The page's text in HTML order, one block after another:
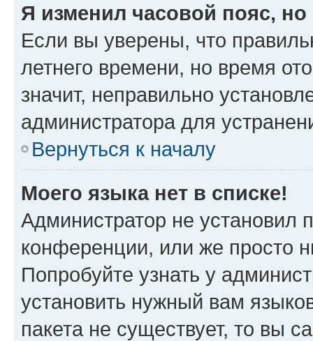
Я изменил часовой пояс,
Если вы уверены, что
летнего времени, но время
значит, неправильно
администратора для
Вернуться к началу
Моего языка нет в списке!
Администратор не установил
конференции, или же просто
Попробуйте узнать у
установить нужный вам
пакета не существует, то вы